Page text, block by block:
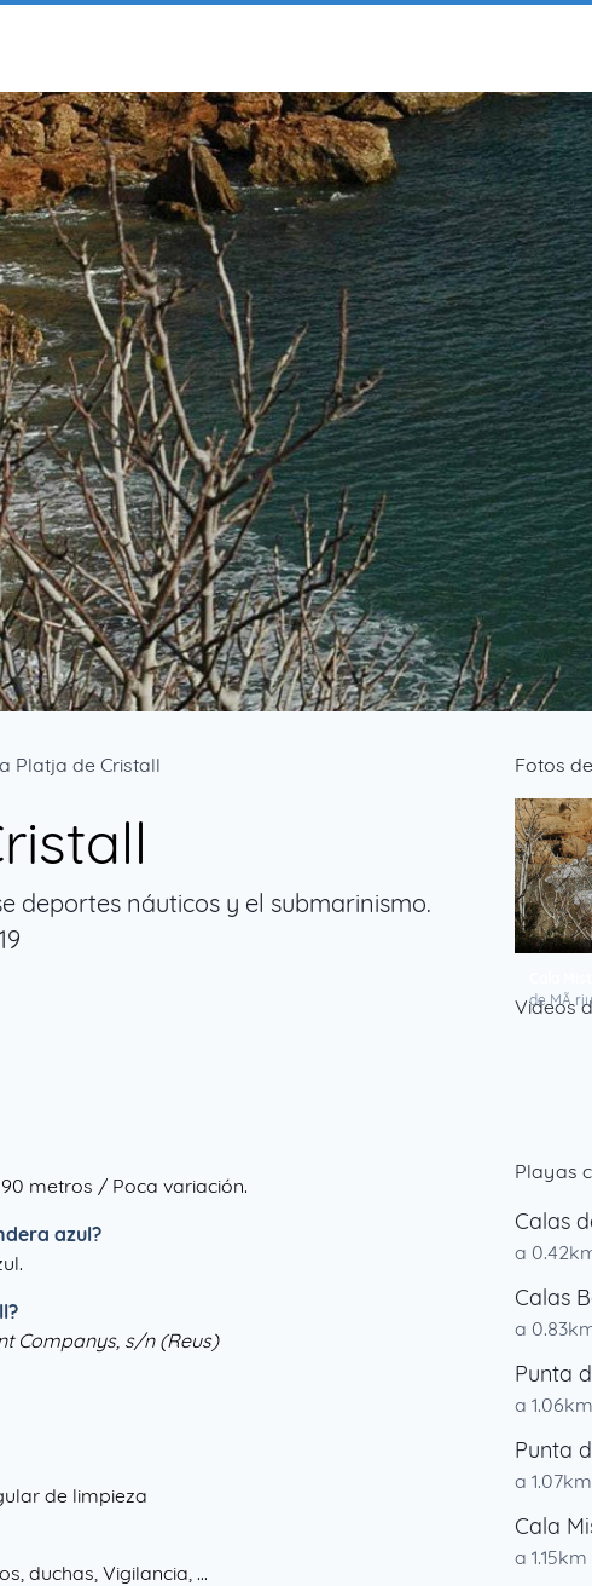
Platja de Cristall
deportes náuticos y el submarinismo.
metros / Poca variación.
azul?
Companys, s/n (Reus)
de limpieza
duchas, Vigilancia, ...
Fotos
de MÃ
Videos
Playas
Calas
a
Calas
a
Punta
a 1.06km
Punta
a 1.07km
Cala
a 1.15km